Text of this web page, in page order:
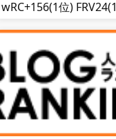
wRC+156(1位) FRV24(1